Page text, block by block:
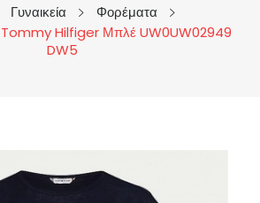
Γυναικεία
Φορέματα
Tommy Hilfiger Μπλέ UW0UW02949
DW5